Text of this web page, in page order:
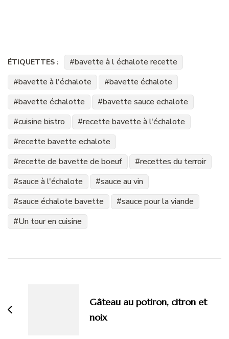
ÉTIQUETTES :
bavette à l échalote recette
bavette à l'échalote
bavette échalote
bavette échalotte
bavette sauce echalote
cuisine bistro
recette bavette à l'échalote
recette bavette echalote
recette de bavette de boeuf
recettes du terroir
sauce à l'échalote
sauce au vin
sauce échalote bavette
sauce pour la viande
Un tour en cuisine
Gâteau au potiron, citron et
noix